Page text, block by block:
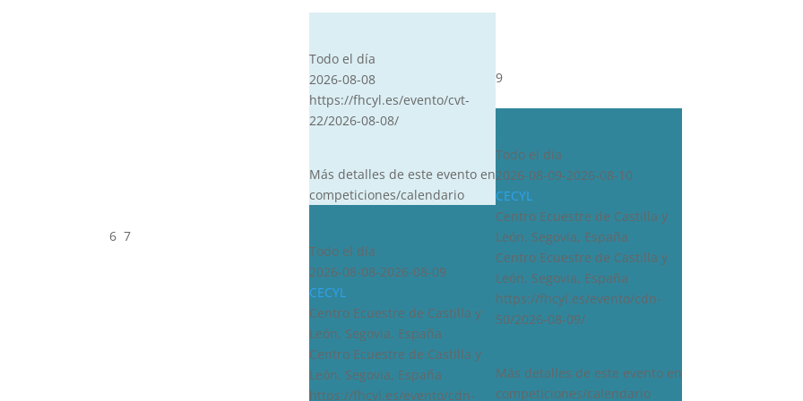
6 7
Todo el día
2026-08-08
https://fhcyl.es/evento/cvt-
22/2026-08-08/
Más detalles de este evento en
competiciones/calendario
Todo el día
2026-08-08-2026-08-09
CECYL
Centro Ecuestre de Castilla y
León, Segovia, España
Centro Ecuestre de Castilla y
León, Segovia, España
https://fhcyl.es/evento/cdn-
9
Todo el día
2026-08-09-2026-08-10
CECYL
Centro Ecuestre de Castilla y
León, Segovia, España
Centro Ecuestre de Castilla y
León, Segovia, España
https://fhcyl.es/evento/cdn-
50/2026-08-09/
Más detalles de este evento en
competiciones/calendario